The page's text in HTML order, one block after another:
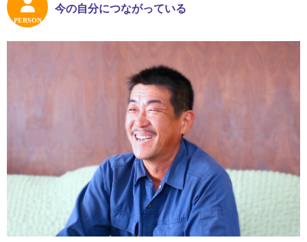
PERSON
今の自分につながっている